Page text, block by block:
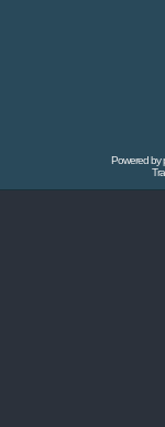
Powered by